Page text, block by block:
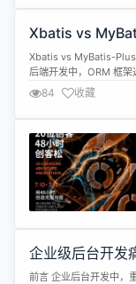
Xbatis vs
方位对比
Xbatis vs MyBatis-Plus
后端开发中，ORM 框
盛不衰，正是因为它在
态中，MyBatis-Plus
Plus...
84 收藏
企业级后台开发
发方案 Jboot-
前言 企业后台开发中，